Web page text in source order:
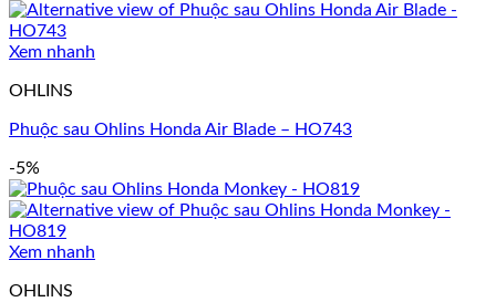
Xem nhanh
OHLINS
Phuộc sau Ohlins Honda Air Blade – HO743
-5%
Xem nhanh
OHLINS